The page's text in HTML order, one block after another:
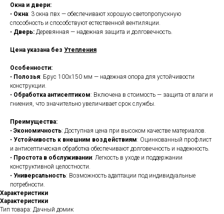
Окна и двери:
• Окна: 3 окна пвх — обеспечивают хорошую светопропускную
способность и способствуют естественной вентиляции.
• Дверь: Деревянная — надежная защита и долговечность.
Цена указана без Утепления
Особенности:
• Полозья: Брус 100x150 мм — надежная опора для устойчивости
конструкции.
• Обработка антисептиком: Включена в стоимость — защита от влаги и
гниения, что значительно увеличивает срок службы.
Преимущества:
• Экономичность: Доступная цена при высоком качестве материалов.
• Устойчивость к внешним воздействиям: Оцинкованный профлист
и антисептическая обработка обеспечивают долговечность и надежность.
• Простота в обслуживании: Легкость в уходе и поддержании
конструктивной целостности.
• Универсальность: Возможность адаптации под индивидуальные
потребности.
Характеристики
Характеристики
Тип товара: Дачный домик